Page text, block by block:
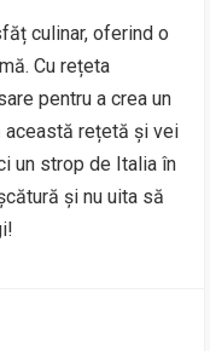
culinar, oferind o
Cu rețeta
pentru a crea un
această rețetă și vei
un strop de Italia în
și nu uita să